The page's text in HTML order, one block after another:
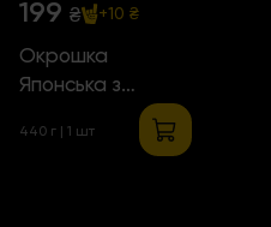
199 ₴ +10 ₴
Окрошка
Японська з
440 г | 1 шт